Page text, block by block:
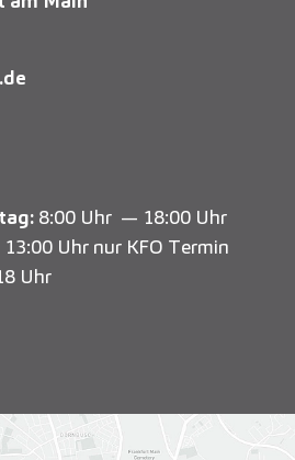
8:00 Uhr — 18:00 Uhr
Uhr nur KFO Termin
Uhr